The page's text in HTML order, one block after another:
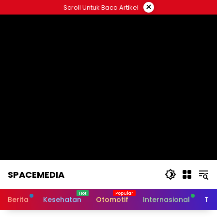
to
Scroll Untuk Baca Artikel ×
SPACEMEDIA
Berita Kesehatan Otomotif Internasional